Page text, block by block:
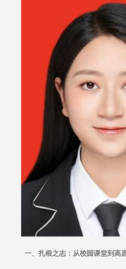
一、扎根之志：从校园课堂到高